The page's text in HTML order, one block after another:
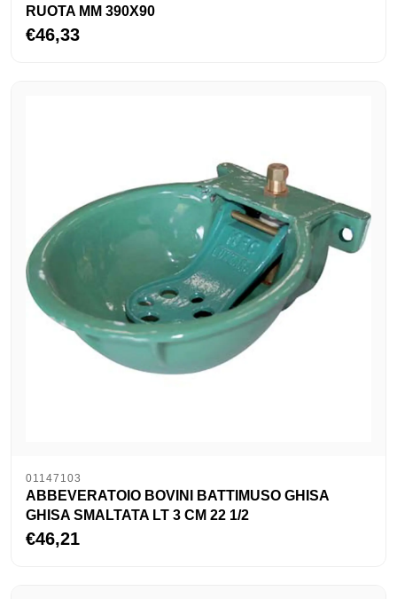
RUOTA MM 390X90
€46,33
01147103
ABBEVERATOIO BOVINI BATTIMUSO GHISA
GHISA SMALTATA LT 3 CM 22 1/2
€46,21